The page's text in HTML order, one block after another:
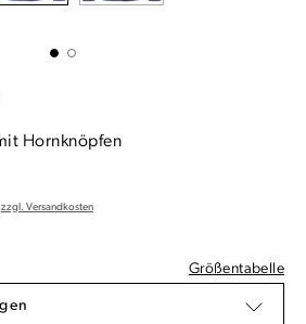
Hornknöpfen
zzgl. Versandkosten
Größentabelle